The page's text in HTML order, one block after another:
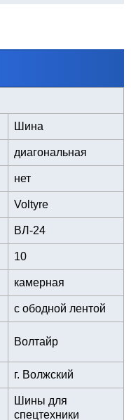
Шина
диагональная
нет
Voltyre
ВЛ-24
10
камерная
с ободной лентой
Волтайр
г. Волжский
Шины для
спецтехники